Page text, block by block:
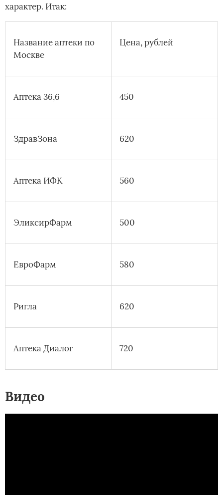
характер. Итак:
Название аптеки по
Москве
Цена, рублей
Аптека 36,6 450
ЗдравЗона 620
Аптека ИФК 560
ЭликсирФарм 500
ЕвроФарм 580
Ригла 620
Аптека Диалог 720
Видео